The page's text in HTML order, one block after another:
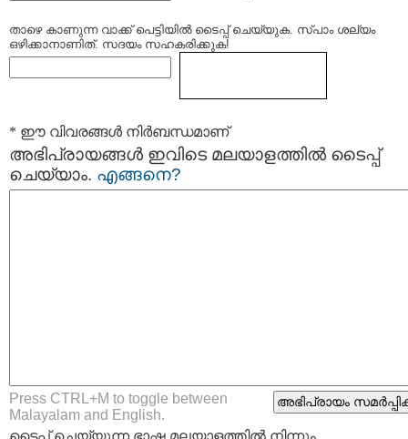
താഴെ കാണുന്ന വാക്ക് പെട്ടിയില്‍ ടൈപ്പ്‌ ചെയ്യുക. സ്പാം ശല്യം
ഒഴിക്കാനാണിത്. സദയം സഹകരിക്കുക!
* ഈ വിവരങ്ങള്‍ നിര്‍ബന്ധമാണ്
അഭിപ്രായങ്ങള്‍ ഇവിടെ മലയാളത്തില്‍ ടൈപ്പ്
ചെയ്യാം. എങ്ങനെ?
Press CTRL+M to toggle between
Malayalam and English.
ടൈപ്പ്‌ ചെയ്യുന്ന ഭാഷ മലയാളത്തില്‍ നിന്നും